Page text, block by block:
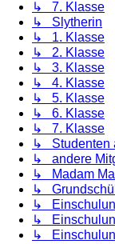
↳ 7. Klasse
↳ Slytherin
↳ 1. Klasse
↳ 2. Klasse
↳ 3. Klasse
↳ 4. Klasse
↳ 5. Klasse
↳ 6. Klasse
↳ 7. Klasse
↳ Studenten
↳ andere
↳ Madam
↳
↳
↳
↳